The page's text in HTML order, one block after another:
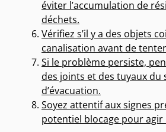
éviter l’accumulation de
déchets.
Vérifiez s’il y a des objets
canalisation avant de
Si le problème persiste,
des joints et des tuyaux du
d’évacuation.
Soyez attentif aux signes
potentiel blocage pour